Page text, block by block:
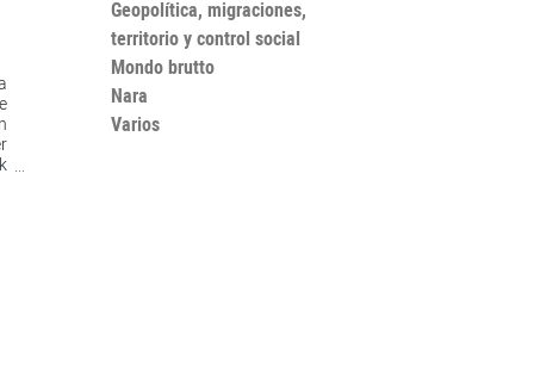
Geopolítica, migraciones,
territorio y control social
Mondo brutto
Nara
Varios